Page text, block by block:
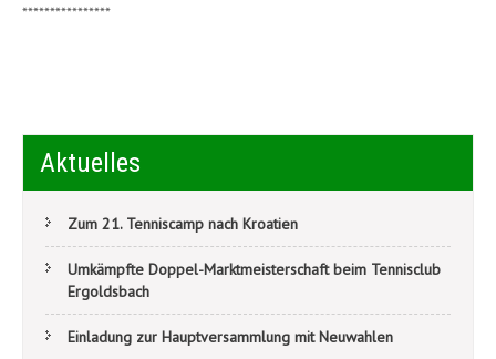
****************
Aktuelles
Zum 21. Tenniscamp nach Kroatien
Umkämpfte Doppel-Marktmeisterschaft beim Tennisclub
Ergoldsbach
Einladung zur Hauptversammlung mit Neuwahlen